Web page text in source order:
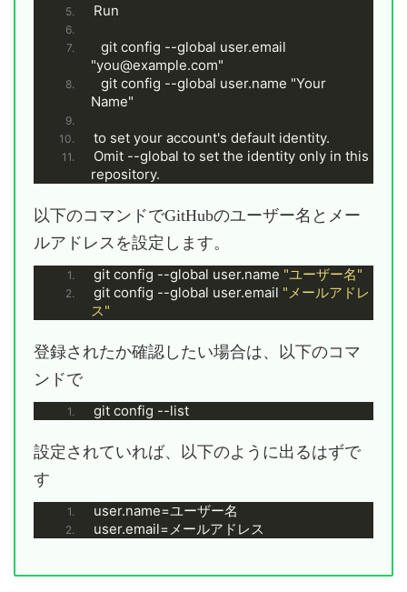
Run
  git config --global user.email
"you@example.com"
  git config --global user.name "Your
Name"
to set your account's default identity.
Omit --global to set the identity only in this
repository.
以下のコマンドでGitHubのユーザー名とメー
ルアドレスを設定します。
git config --global user.name "ユーザー名"
git config --global user.email "メールアドレ
ス"
登録されたか確認したい場合は、以下のコマ
ンドで
git config --list
設定されていれば、以下のように出るはずで
す
user.name=ユーザー名
user.email=メールアドレス